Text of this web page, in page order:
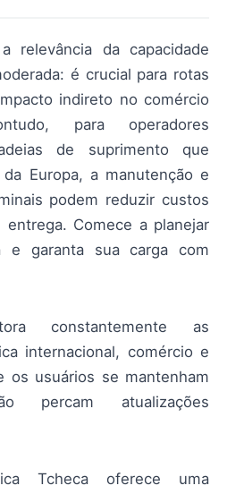
relevância da capacidade
é crucial para rotas
indireto no comércio
para operadores
de suprimento que
Europa, a manutenção e
podem reduzir custos
Comece a planejar
e garanta sua carga com
constantemente as
internacional, comércio e
os usuários se mantenham
percam atualizações
Tcheca oferece uma